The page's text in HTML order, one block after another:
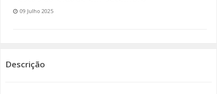
AMADORA LIGA À RESILIÊNCIA
09 Julho 2025
Descrição